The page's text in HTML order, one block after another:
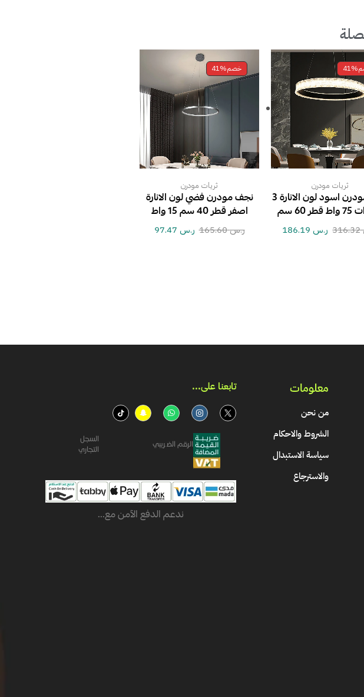
41%
ثريات مودرن
نجف مودرن اسود لون الانارة 3
60 سم
316.32 ر.س
خصم41%
ثريات مودرن
نجف مودرن فضي لون الانارة
اصفر قطر 40 سم 15 واط
ر.س165.60 ر.س
معلومات
من نحن
الشروط والاحكام
سياسة الاستبدال
والاسترجاع
تابعنا على...​
الرقم الضريبي
السجل
التجاري
ندعم الدفع الآمن مع...